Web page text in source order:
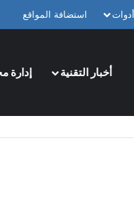
أدوات استضافة المواقع
أخبار التقنية إدارة